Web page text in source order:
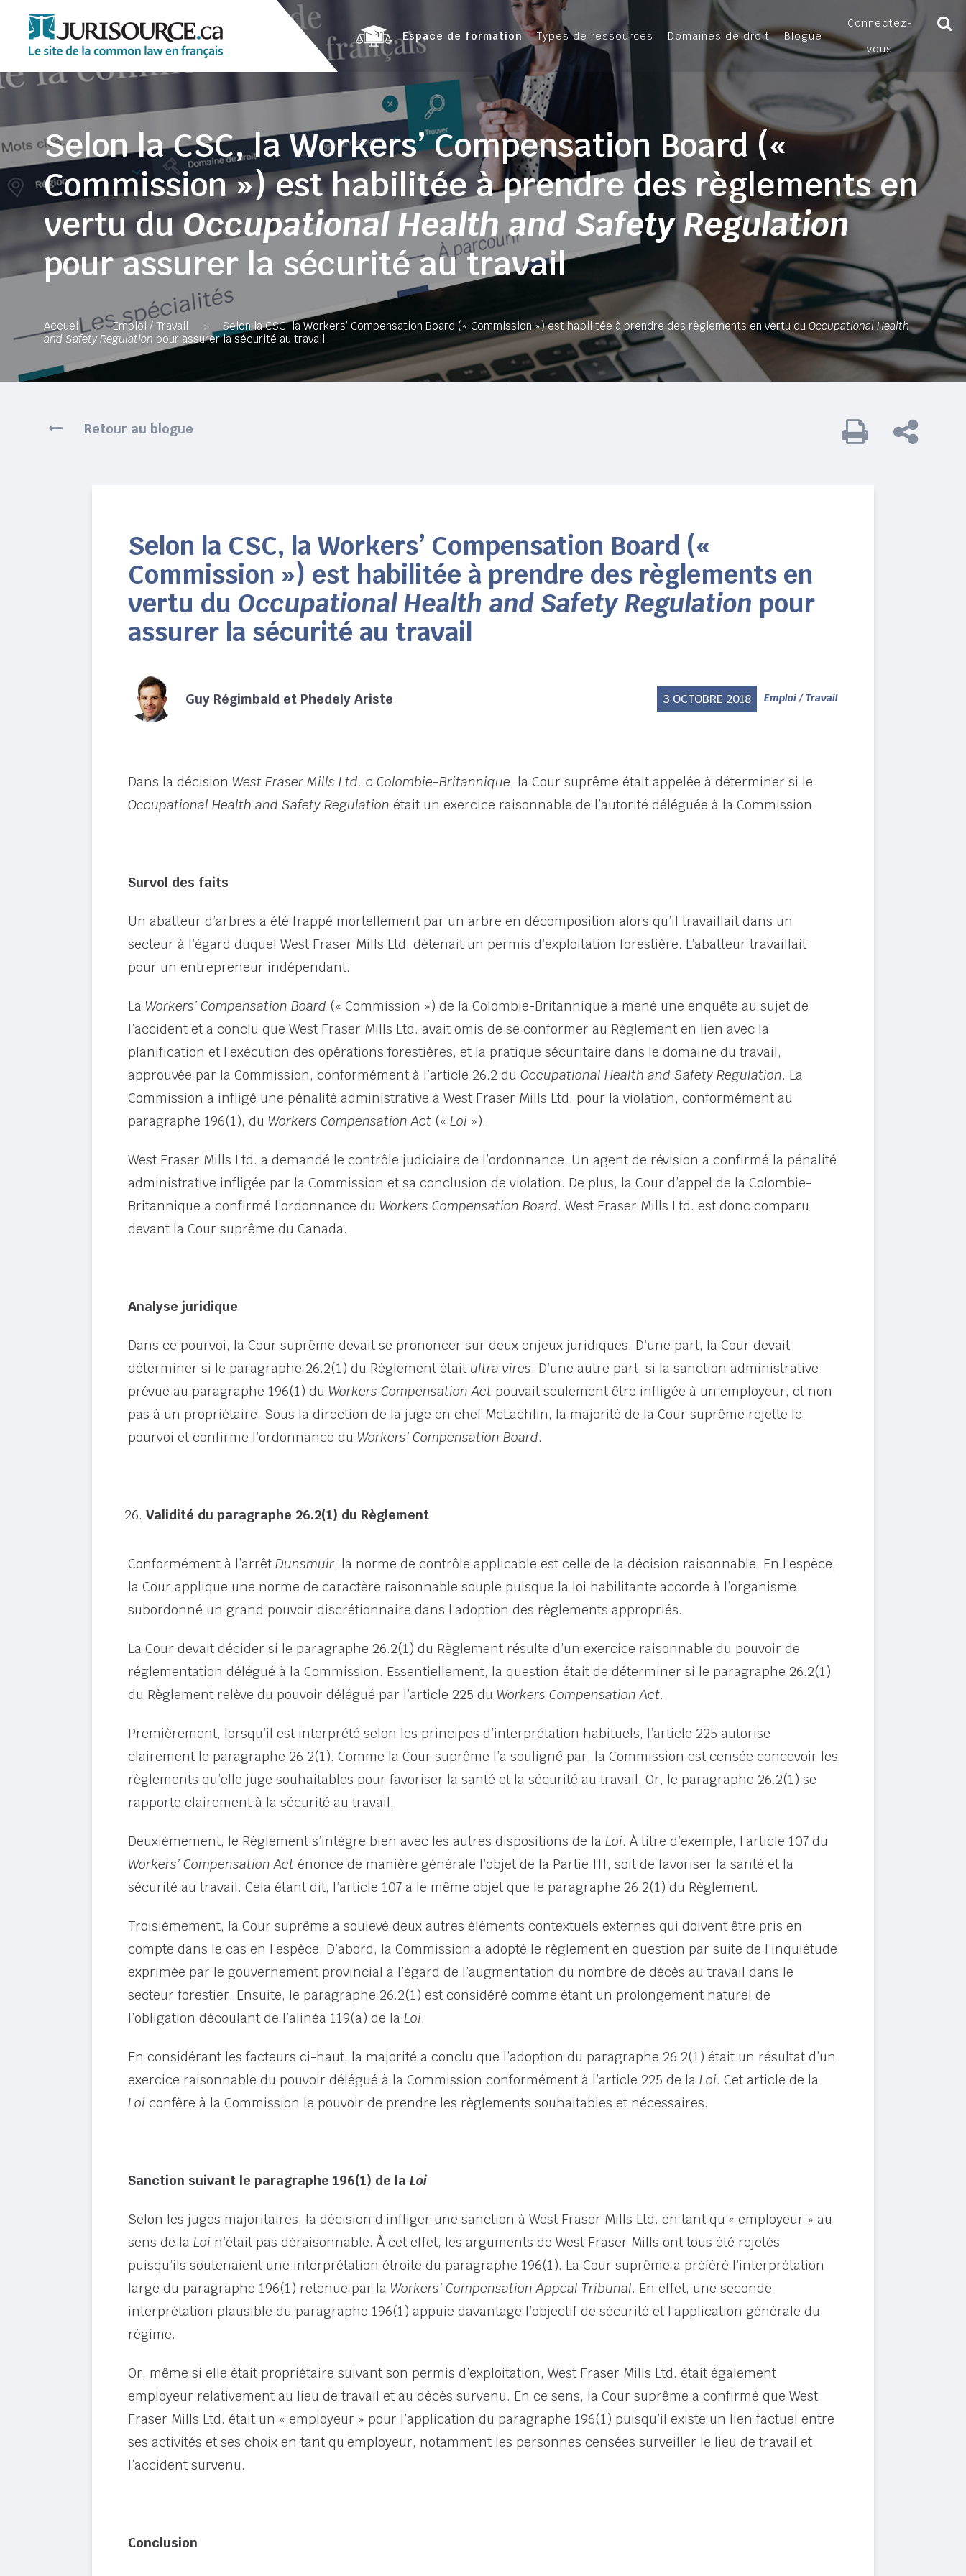
Connectez-
vous
Espace de formation Types de ressources Domaines de droit Blogue
Selon la CSC, la Workers’ Compensation Board («
Commission ») est habilitée à prendre des règlements en
vertu duOccupational Health and Safety Regulation
pour assurer la sécurité au travail
Accueil > Emploi / Travail > Selon la CSC, la Workers’ Compensation Board (« Commission ») est habilitée à prendre des règlements en vertu du Occupational Health
and Safety Regulation pour assurer la sécurité au travail
Retour au blogue
Selon la CSC, la Workers’ Compensation Board («
Commission ») est habilitée à prendre des règlements en
vertu du Occupational Health and Safety Regulation pour
assurer la sécurité au travail
Guy Régimbald et Phedely Ariste 3 OCTOBRE 2018 Emploi / Travail
Dans la décision West Fraser Mills Ltd. c Colombie-Britannique, la Cour suprême était appelée à déterminer si le
Occupational Health and Safety Regulation était un exercice raisonnable de l’autorité déléguée à la Commission.
Survol des faits
Un abatteur d’arbres a été frappé mortellement par un arbre en décomposition alors qu’il travaillait dans un
secteur à l’égard duquel West Fraser Mills Ltd. détenait un permis d’exploitation forestière. L’abatteur travaillait
pour un entrepreneur indépendant.
La Workers’ Compensation Board (« Commission ») de la Colombie-Britannique a mené une enquête au sujet de
l’accident et a conclu que West Fraser Mills Ltd. avait omis de se conformer au Règlement en lien avec la
planification et l’exécution des opérations forestières, et la pratique sécuritaire dans le domaine du travail,
approuvée par la Commission, conformément à l’article 26.2 du Occupational Health and Safety Regulation. La
Commission a infligé une pénalité administrative à West Fraser Mills Ltd. pour la violation, conformément au
paragraphe 196(1), du Workers Compensation Act (« Loi»).
West Fraser Mills Ltd. a demandé le contrôle judiciaire de l’ordonnance. Un agent de révision a confirmé la pénalité
administrative infligée par la Commission et sa conclusion de violation. De plus, la Cour d’appel de la Colombie-
Britannique a confirmé l’ordonnance du Workers Compensation Board. West Fraser Mills Ltd. est donc comparu
devant la Cour suprême du Canada.
Analyse juridique
Dans ce pourvoi, la Cour suprême devait se prononcer sur deux enjeux juridiques. D’une part, la Cour devait
déterminer si le paragraphe 26.2(1) du Règlement était ultra vires. D’une autre part, si la sanction administrative
prévue au paragraphe 196(1) du Workers Compensation Actpouvait seulement être infligée à un employeur, et non
pas à un propriétaire. Sous la direction de la juge en chef McLachlin, la majorité de la Cour suprême rejette le
pourvoi et confirme l’ordonnance du Workers’ Compensation Board.
Validité du paragraphe 26.2(1) du Règlement
Conformément à l’arrêt Dunsmuir, la norme de contrôle applicable est celle de la décision raisonnable. En l’espèce,
la Cour applique une norme de caractère raisonnable souple puisque la loi habilitante accorde à l’organisme
subordonné un grand pouvoir discrétionnaire dans l’adoption des règlements appropriés.
La Cour devait décider si le paragraphe 26.2(1) du Règlement résulte d’un exercice raisonnable du pouvoir de
réglementation délégué à la Commission. Essentiellement, la question était de déterminer si le paragraphe 26.2(1)
du Règlement relève du pouvoir délégué par l’article 225 du Workers Compensation Act.
Premièrement, lorsqu’il est interprété selon les principes d’interprétation habituels, l’article 225 autorise
clairement le paragraphe 26.2(1). Comme la Cour suprême l’a souligné par, la Commission est censée concevoir les
règlements qu’elle juge souhaitables pour favoriser la santé et la sécurité au travail. Or, le paragraphe 26.2(1) se
rapporte clairement à la sécurité au travail.
Deuxièmement, le Règlement s’intègre bien avec les autres dispositions de la Loi. À titre d’exemple, l’article 107 du
Workers’ Compensation Act énonce de manière générale l’objet de la Partie III, soit de favoriser la santé et la
sécurité au travail. Cela étant dit, l’article 107 a le même objet que le paragraphe 26.2(1) du Règlement.
Troisièmement, la Cour suprême a soulevé deux autres éléments contextuels externes qui doivent être pris en
compte dans le cas en l’espèce. D’abord, la Commission a adopté le règlement en question par suite de l’inquiétude
exprimée par le gouvernement provincial à l’égard de l’augmentation du nombre de décès au travail dans le
secteur forestier. Ensuite, le paragraphe 26.2(1) est considéré comme étant un prolongement naturel de
l’obligation découlant de l’alinéa 119(a) de la Loi.
En considérant les facteurs ci-haut, la majorité a conclu que l’adoption du paragraphe 26.2(1) était un résultat d’un
exercice raisonnable du pouvoir délégué à la Commission conformément à l’article 225 de la Loi. Cet article de la
Loiconfère à la Commission le pouvoir de prendre les règlements souhaitables et nécessaires.
Sanction suivant le paragraphe 196(1) de la Loi
Selon les juges majoritaires, la décision d’infliger une sanction à West Fraser Mills Ltd. en tant qu’« employeur » au
sens de la Loin’était pas déraisonnable. À cet effet, les arguments de West Fraser Mills ont tous été rejetés
puisqu’ils soutenaient une interprétation étroite du paragraphe 196(1). La Cour suprême a préféré l’interprétation
large du paragraphe 196(1) retenue par la Workers’ Compensation Appeal Tribunal. En effet, une seconde
interprétation plausible du paragraphe 196(1) appuie davantage l’objectif de sécurité et l’application générale du
régime.
Or, même si elle était propriétaire suivant son permis d’exploitation, West Fraser Mills Ltd. était également
employeur relativement au lieu de travail et au décès survenu. En ce sens, la Cour suprême a confirmé que West
Fraser Mills Ltd. était un « employeur » pour l’application du paragraphe 196(1) puisqu’il existe un lien factuel entre
ses activités et ses choix en tant qu’employeur, notamment les personnes censées surveiller le lieu de travail et
l’accident survenu.
Conclusion